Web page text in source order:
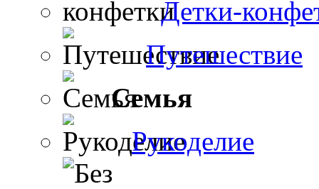
Детки-
Путешествие
Семья
Рукоделие